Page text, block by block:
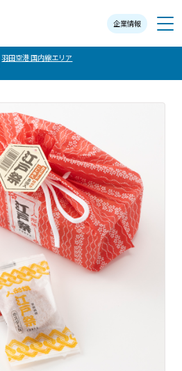
企業情報
メニュー
羽田空港 国内線エリア